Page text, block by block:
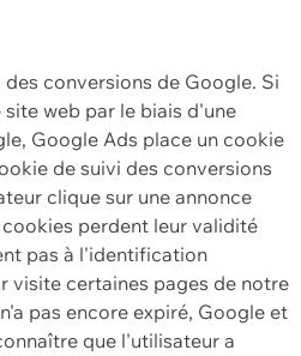
conversions de Google. Si
web par le biais d'une
Google Ads place un cookie
de suivi des conversions
clique sur une annonce
perdent leur validité
pas à l'identification
visite certaines pages de notre
pas encore expiré, Google et
que l'utilisateur a